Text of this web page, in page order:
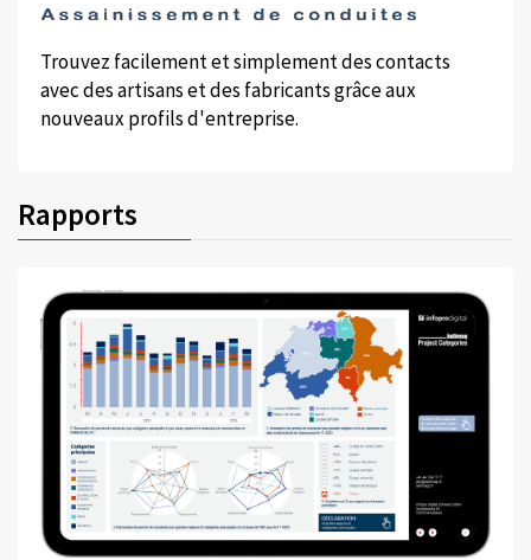
Trouvez facilement et simplement des contacts
avec des artisans et des fabricants grâce aux
nouveaux profils d'entreprise.
Rapports